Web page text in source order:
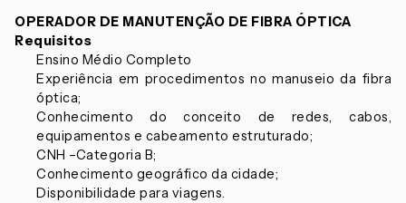
OPERADOR DE MANUTENÇÃO DE FIBRA ÓPTICA
Requisitos
Ensino Médio Completo
Experiência em procedimentos no manuseio da fibra
óptica;
Conhecimento do conceito de redes, cabos,
equipamentos e cabeamento estruturado;
CNH –Categoria B;
Conhecimento geográfico da cidade;
Disponibilidade para viagens.